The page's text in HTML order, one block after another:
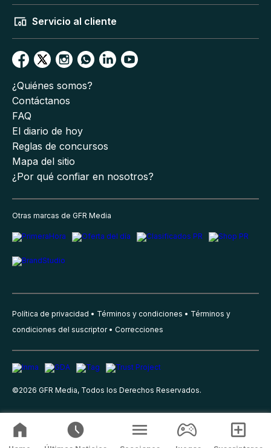
Servicio al cliente
¿Quiénes somos?
Contáctanos
FAQ
El diario de hoy
Reglas de concursos
Mapa del sitio
¿Por qué confiar en nosotros?
Otras marcas de GFR Media
Política de privacidad Términos y condiciones
Términos y
condiciones del suscriptor
Correcciones
©2026 GFR Media, Todos los Derechos Reservados.